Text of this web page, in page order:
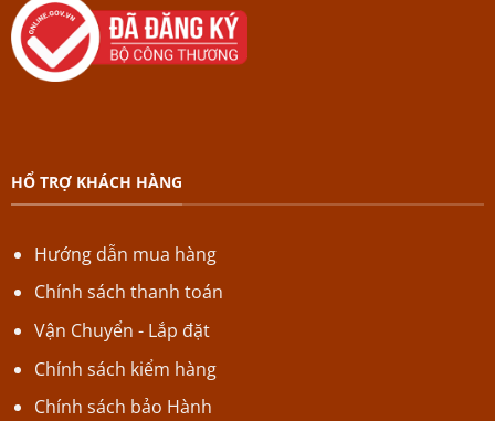
HỔ TRỢ KHÁCH HÀNG
Hướng dẫn mua hàng
Chính sách thanh toán
Vận Chuyển - Lắp đặt
Chính sách kiểm hàng
Chính sách bảo Hành